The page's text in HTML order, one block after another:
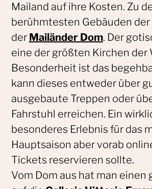
Mailand auf ihre Kosten. Zu
berühmtesten Gebäuden
der Mailänder Dom. Der
eine der größten Kirchen der
Besonderheit ist das
kann dieses entweder über
ausgebaute Treppen oder
Fahrstuhl erreichen. Ein
besonderes Erlebnis für das
Hauptsaison aber vorab
Tickets reservieren sollte.
Vom Dom aus hat man einen